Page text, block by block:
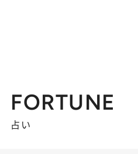
FORTUNE
占い